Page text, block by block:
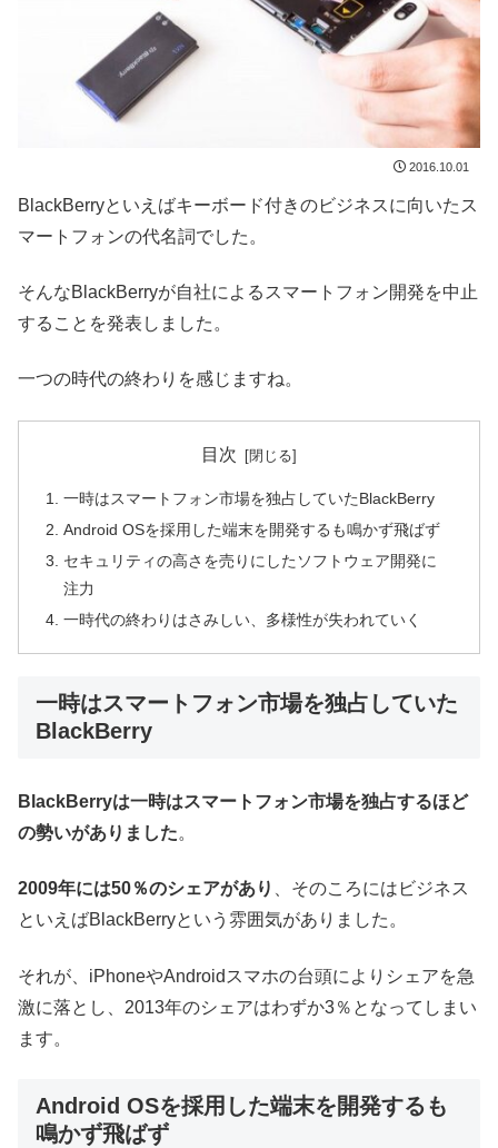
2016.10.01
BlackBerryといえばキーボード付きのビジネスに向いたス
マートフォンの代名詞でした。
そんなBlackBerryが自社によるスマートフォン開発を中止
することを発表しました。
一つの時代の終わりを感じますね。
目次
一時はスマートフォン市場を独占していたBlackBerry
Android OSを採用した端末を開発するも鳴かず飛ばず
セキュリティの高さを売りにしたソフトウェア開発に
注力
一時代の終わりはさみしい、多様性が失われていく
一時はスマートフォン市場を独占していた
BlackBerry
BlackBerryは一時はスマートフォン市場を独占するほど
の勢いがありました。
2009年には50％のシェアがあり 、そのころにはビジネス
といえばBlackBerryという雰囲気がありました。
それが、iPhoneやAndroidスマホの台頭によりシェアを急
激に落とし、2013年のシェアはわずか3％となってしまい
ます。
Android OSを採用した端末を開発するも
鳴かず飛ばず